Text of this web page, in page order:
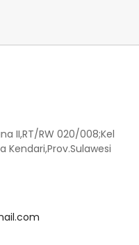
II,RT/RW 020/008;Kel
Kendari,Prov.Sulawesi